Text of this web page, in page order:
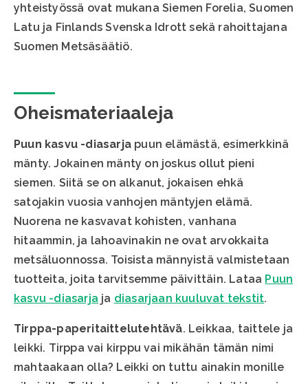
yhteistyössä ovat mukana Siemen Forelia, Suomen
Latu ja Finlands Svenska Idrott sekä rahoittajana
Suomen Metsäsäätiö.
Oheismateriaaleja
Puun kasvu -diasarja puun elämästä, esimerkkinä
mänty. Jokainen mänty on joskus ollut pieni
siemen. Siitä se on alkanut, jokaisen ehkä
satojakin vuosia vanhojen mäntyjen elämä.
Nuorena ne kasvavat kohisten, vanhana
hitaammin, ja lahoavinakin ne ovat arvokkaita
metsäluonnossa. Toisista männyistä valmistetaan
tuotteita, joita tarvitsemme päivittäin. Lataa Puun
kasvu -diasarja ja diasarjaan kuuluvat tekstit.
Tirppa-paperitaittelutehtävä. Leikkaa, taittele ja
leikki. Tirppa vai kirppu vai mikähän tämän nimi
mahtaakaan olla? Leikki on tuttu ainakin monille